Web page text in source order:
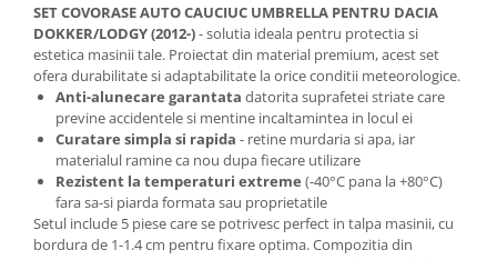
SET COVORASE AUTO CAUCIUC UMBRELLA PENTRU DACIA
DOKKER/LODGY (2012-)- solutia ideala pentru protectia si
estetica masinii tale. Proiectat din material premium, acest set
ofera durabilitate si adaptabilitate la orice conditii meteorologice.
Anti-alunecare garantata datorita suprafetei striate care
previne accidentele si mentine incaltamintea in locul ei
Curatare simpla si rapida - retine murdaria si apa, iar
materialul ramine ca nou dupa fiecare utilizare
Rezistent la temperaturi extreme (-40°C pana la +80°C)
fara sa-si piarda formata sau proprietatile
Setul include 5 piese care se potrivesc perfect in talpa masinii, cu
bordura de 1-1.4 cm pentru fixare optima. Compozitia din